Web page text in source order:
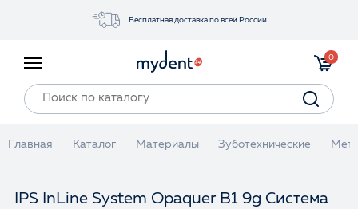
Бесплатная доставка по всей России
Прайс-лист
0
Главная Каталог Материалы Зуботехнические
IPS InLine System Opaquer B1 9g Система